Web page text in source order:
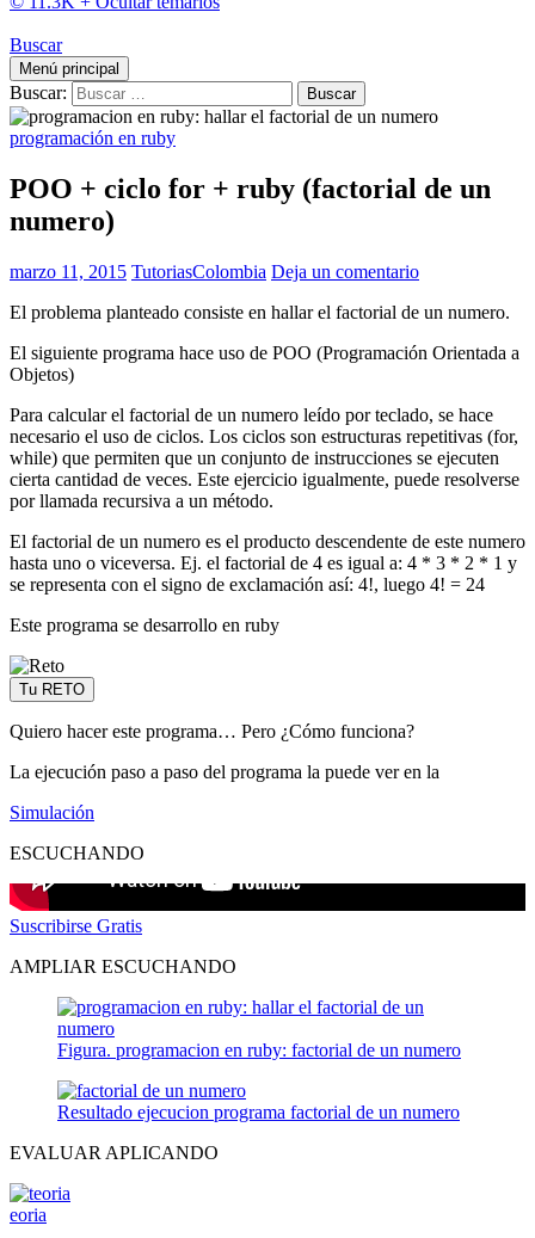
Buscar
Menú principal
Buscar:
programación en ruby
POO + ciclo for + ruby (factorial de un
numero)
marzo 11, 2015 TutoriasColombia Deja un comentario
El problema planteado consiste en hallar el factorial de un numero.
El siguiente programa hace uso de POO (Programación Orientada a
Objetos)
Para calcular el factorial de un numero leído por teclado, se hace
necesario el uso de ciclos. Los ciclos son estructuras repetitivas (for,
while) que permiten que un conjunto de instrucciones se ejecuten
cierta cantidad de veces. Este ejercicio igualmente, puede resolverse
por llamada recursiva a un método.
El factorial de un numero es el producto descendente de este numero
hasta uno o viceversa. Ej. el factorial de 4 es igual a: 4 * 3 * 2 * 1 y
se representa con el signo de exclamación así: 4!, luego 4! = 24
Este programa se desarrollo en ruby
Tu RETO
Quiero hacer este programa… Pero ¿Cómo funciona?
La ejecución paso a paso del programa la puede ver en la
Simulación
ESCUCHANDO
Suscribirse Gratis
AMPLIAR ESCUCHANDO
Figura. programacion en ruby: factorial de un numero
Resultado ejecucion programa factorial de un numero
EVALUAR APLICANDO
eoria